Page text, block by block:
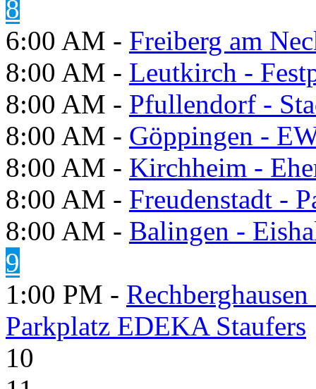
8
6:00 AM - Freiberg am
8:00 AM - Leutkirch -
8:00 AM - Pfullendorf -
8:00 AM - Göppingen -
8:00 AM - Kirchheim -
8:00 AM - Freudenstadt -
8:00 AM - Balingen -
9
1:00 PM -
Parkplatz EDEKA Staufers
10